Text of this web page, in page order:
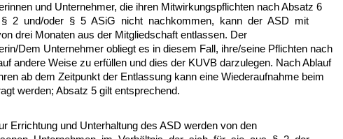
und Unternehmer, die ihren Mitwirkungspflichten nach Absatz 6
2 und/oder § 5 ASiG nicht nachkommen, kann der ASD mit
drei Monaten aus der Mitgliedschaft entlassen. Der
Dem Unternehmer obliegt es in diesem Fall, ihre/seine Pflichten nach
andere Weise zu erfüllen und dies der KUVB darzulegen. Nach Ablauf
ab dem Zeitpunkt der Entlassung kann eine Wiederaufnahme beim
werden; Absatz 5 gilt entsprechend.
Errichtung und Unterhaltung des ASD werden von den